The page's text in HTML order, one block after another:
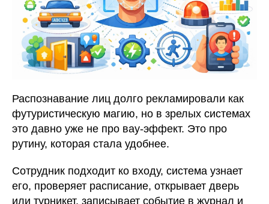
Распознавание лиц долго рекламировали как
футуристическую магию, но в зрелых системах
это давно уже не про вау-эффект. Это про
рутину, которая стала удобнее.
Сотрудник подходит ко входу, система узнает
его, проверяет расписание, открывает дверь
или турникет, записывает событие в журнал и